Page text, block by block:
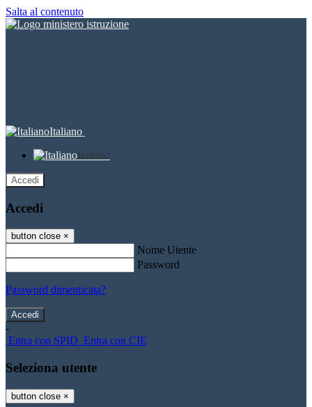
Salta al contenuto
Italiano
Italiano
Accedi
Accedi
button close ×
Nome Utente
Password
Password dimenticata?
-
Entra con SPID Entra con CIE
Seleziona utente
button close ×